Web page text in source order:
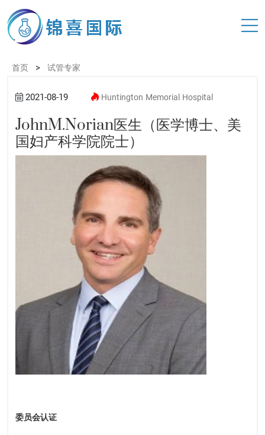
首页 > 试管专家
2021-08-19 Huntington Memorial Hospital
JohnM.Norian医生（医学博士、美
国妇产科学院院士）
委员会认证